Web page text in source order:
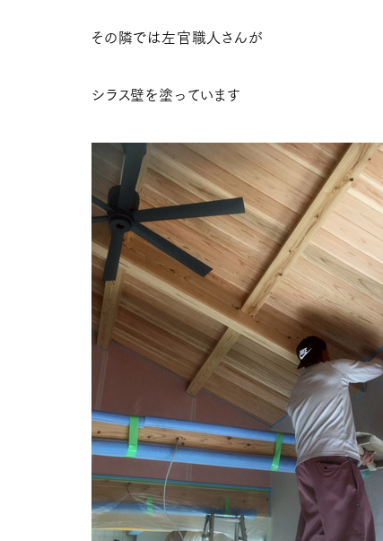
その隣では左官職人さんが
シラス壁を塗っています